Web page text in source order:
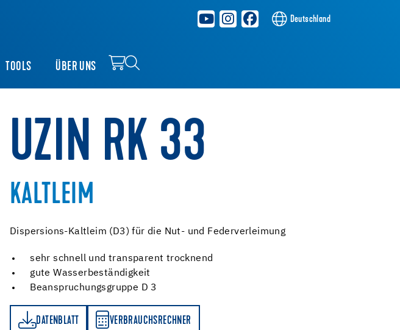
Deutschland
TOOLS ÜBER UNS
UZIN RK 33
KALTLEIM
Dispersions-Kaltleim (D3) für die Nut- und Federverleimung
sehr schnell und transparent trocknend
gute Wasserbeständigkeit
Beanspruchungsgruppe D 3
DATENBLATT VERBRAUCHSRECHNER
VERBRAUCHSRECHNER